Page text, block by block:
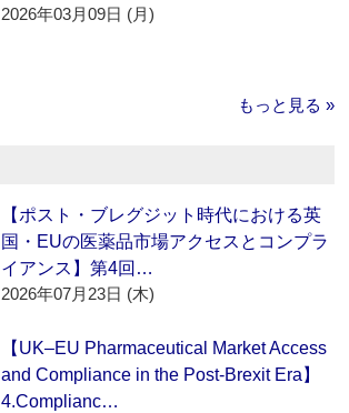
2026年03月09日 (月)
もっと見る »
【ポスト・ブレグジット時代における英
国・EUの医薬品市場アクセスとコンプラ
イアンス】第4回…
2026年07月23日 (木)
【UK–EU Pharmaceutical Market Access
and Compliance in the Post-Brexit Era】
4.Complianc…